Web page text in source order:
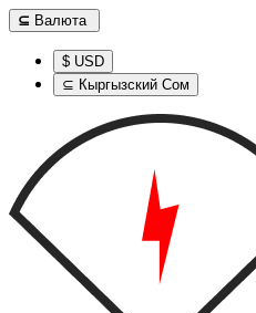
⊆ Валюта
$ USD
⊆ Кыргызский Сом